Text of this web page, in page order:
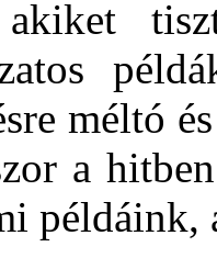
akiket
méltó
a